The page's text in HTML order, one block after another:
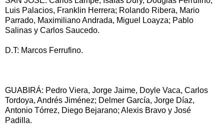
Luis Palacios, Franklin Herrera; Rolando Ribera, Mario
Parrado, Maximiliano Andrada, Miguel Loayza; Pablo
Salinas y Carlos Saucedo.
D.T: Marcos Ferrufino.
GUABIRÁ: Pedro Viera, Jorge Jaime, Doyle Vaca, Carlos
Tordoya, Andrés Jiménez; Delmer García, Jorge Díaz,
Antonio Tórrez, Diego Bejarano; Alexis Bravo y José
Padilla.